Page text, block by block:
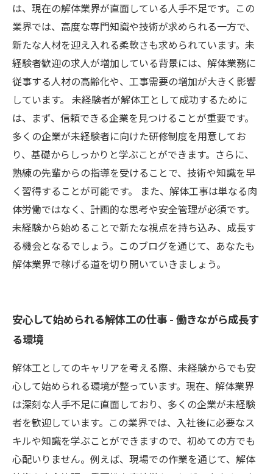
は、現在の解体業界が直面している人手不足です。この
業界では、高度な専門知識や技術が求められる一方で、
新たな人材を迎え入れる柔軟さも求められています。未
経験者歓迎の求人が増加している背景には、解体業務に
従事する人材の高齢化や、工事需要の増加が大きく影響
しています。 未経験者が解体工として成功するために
は、まず、信頼できる企業を見つけることが重要です。
多くの企業が未経験者に向けた研修制度を用意してお
り、基礎からしっかりと学ぶことができます。さらに、
熟練の先輩からの指導を受けることで、技術や知識を早
く習得することが可能です。 また、解体工事は単なる肉
体労働ではなく、計画的な思考や安全管理が必須です。
未経験から始めることで新たな視点を持ち込み、成長す
る機会となるでしょう。このブログを通じて、あなたも
解体業界で稼げる道を切り開いていきましょう。
安心して始められる解体工の仕事 - 働きながら成長す
る環境
解体工としてのキャリアを考える際、未経験からでも安
心して始められる環境が整っています。現在、解体業界
は深刻な人手不足に直面しており、多くの企業が未経験
者を歓迎しています。この業界では、入社後に必要なス
キルや知識を学ぶことができますので、初めての方でも
心配いりません。例えば、現場での作業を通じて、解体